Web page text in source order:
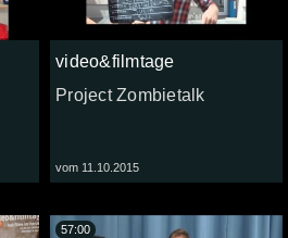
video&filmtage
Project Zombietalk
vom 11.10.2015
57:00